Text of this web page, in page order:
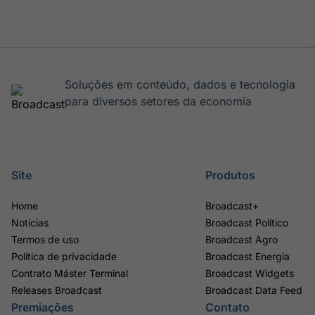
Gestão de
Investimentos
Soluções em conteúdo, dados e tecnologia
para diversos setores da economia
Site
Home
Notícias
Termos de uso
Política de privacidade
Contrato Máster Terminal
Releases Broadcast
Produtos
Broadcast+
Broadcast Político
Broadcast Agro
Broadcast Energia
Broadcast Widgets
Broadcast Data Feed
Premiações Contato